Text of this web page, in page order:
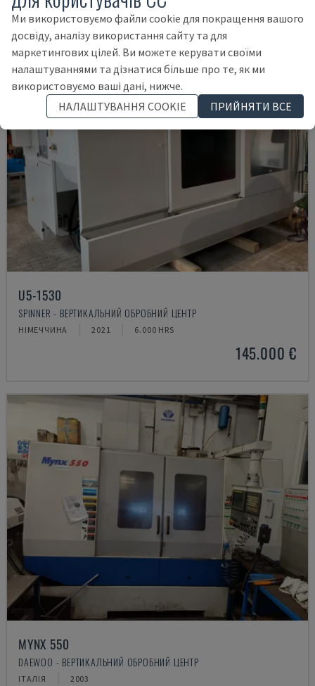
U5-1530
SPINNER - ВЕРТИКАЛЬНИЙ ОБРОБНИЙ ЦЕНТР
НІМЕЧЧИНА 2021 6.000 HRS
145.000 €
MYNX 550
DAEWOO - ВЕРТИКАЛЬНИЙ ОБРОБНИЙ ЦЕНТР
ІТАЛІЯ 2003
Ми використовуємо файли cookie для покращення вашого
досвіду, аналізу використання сайту та для
маркетингових цілей. Ви можете керувати своїми
налаштуваннями та дізнатися більше про те, як ми
використовуємо ваші дані, нижче.
НАЛАШТУВАННЯ COOKIE
ПРИЙНЯТИ ВСЕ